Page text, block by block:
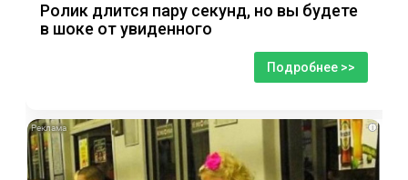
Ролик длится пару секунд, но вы будете
в шоке от увиденного
Подробнее >>
i